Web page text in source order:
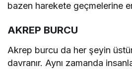
bazen harekete geçmelerine
AKREP BURCU
Akrep burcu da her şeyin
davranır. Aynı zamanda